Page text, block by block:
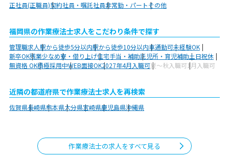
正社員(正職員)契約社員・嘱託社員非常勤・パートその他
福岡県の作業療法士求人をこだわり条件で探す
管理職求人駅から徒歩5分以内駅から徒歩10分以内車通勤可未経験OK
新卒OK残業少なめ寮・借り上げ住宅手当・補助託児所・育児補助土日祝休
無資格 OK積極採用中WEB面接OK2027年4月入職可夏～秋入職可1月入職可
近隣の都道府県で作業療法士求人を再検索
佐賀県長崎県熊本県大分県宮崎県鹿児島県沖縄県
作業療法士の求人をすべて見る